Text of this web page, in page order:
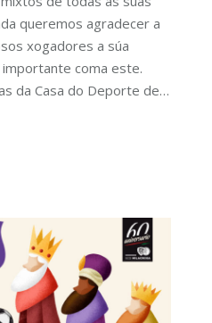
queremos agradecer a
xogadores a súa
coma este.
da Casa do Deporte de…